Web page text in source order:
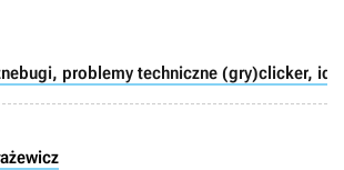
bugi, problemy techniczne (gry)clicker,